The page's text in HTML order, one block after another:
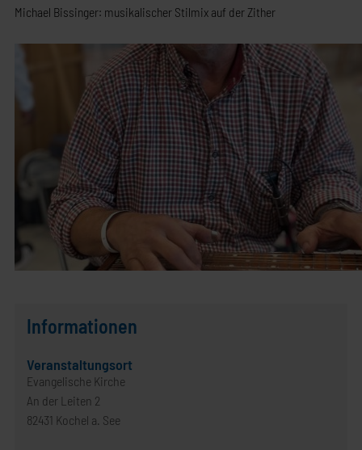
Michael Bissinger: musikalischer Stilmix auf der Zither
Informationen
Veranstaltungsort
Evangelische Kirche
An der Leiten 2
82431 Kochel a. See